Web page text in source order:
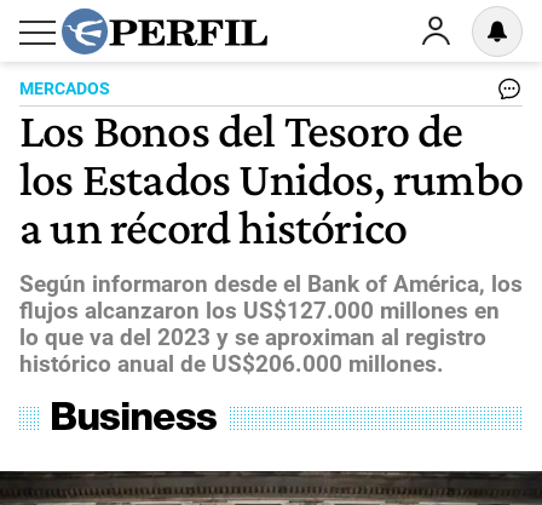
MERCADOS
Los Bonos del Tesoro de
los Estados Unidos, rumbo
a un récord histórico
Según informaron desde el Bank of América, los
flujos alcanzaron los US$127.000 millones en
lo que va del 2023 y se aproximan al registro
histórico anual de US$206.000 millones.